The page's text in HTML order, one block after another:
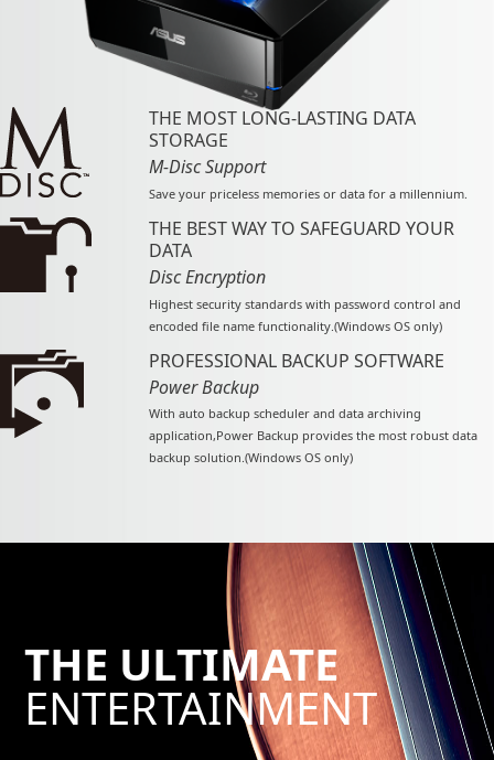
THE MOST LONG-LASTING DATA
STORAGE
M-Disc Support
Save your priceless memories or data for a millennium.
THE BEST WAY TO SAFEGUARD YOUR
DATA
Disc Encryption
Highest security standards with password control and
encoded file name functionality.(Windows OS only)
PROFESSIONAL BACKUP SOFTWARE
Power Backup
With auto backup scheduler and data archiving
application,Power Backup provides the most robust data
backup solution.(Windows OS only)
THE ULTIMATE
ENTERTAINMENT